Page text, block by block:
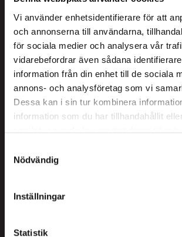
Vi använder enhetsidentifierare för att
och annonserna till användarna,
för sociala medier och analysera vår
vidarebefordrar även sådana
information från din enhet till de sociala
annons- och analysföretag som vi
Dessa kan i sin tur kombinera
information som du har tillhandahållit
Nödvändig
Inställningar
Statistik
DU KANSKE GILLAR
Chokladlakrits